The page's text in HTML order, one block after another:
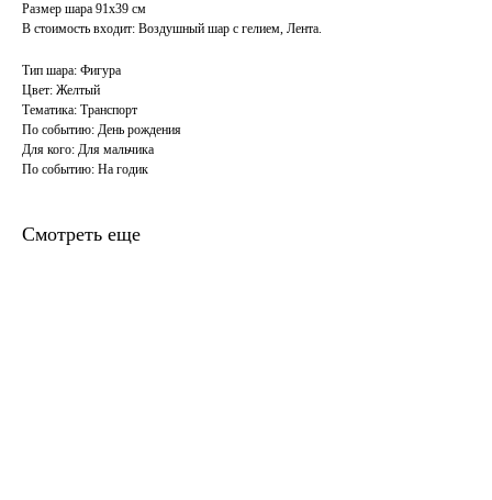
Размер шара 91х39 см
В стоимость входит: Воздушный шар с гелием, Лента.
Тип шара: Фигура
Цвет: Желтый
Тематика: Транспорт
По событию: День рождения
Для кого: Для мальчика
По событию: На годик
Смотреть еще